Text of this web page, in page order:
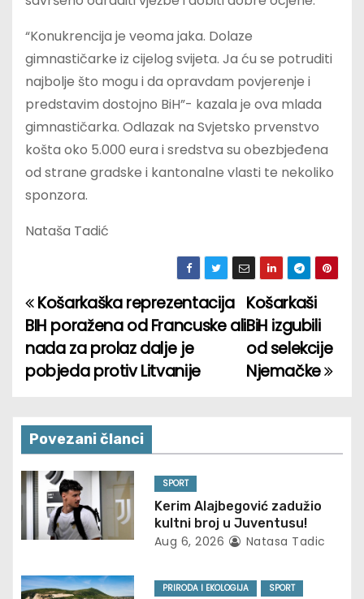
“Konukrencija je veoma jaka. Dolaze
gimnastičarke iz cijelog svijeta. Ja ću se potruditi
najbolje što mogu i da opravdam povjerenje i
predstavim dostojno BiH”- kazala je ova mlada
gimnastičarka. Odlazak na Svjetsko prvenstvo
košta oko 5.000 eura i sredstva su obezbjeđena
od strane gradske i kantonalne vlasti te nekoliko
sponzora.
Nataša Tadić
P
o
s
n
a
v
i
g
Košarkaši
BiH izgubili
od selekcije
Njemačke
Košarkaška reprezentacija
BIH poražena od Francuske ali
nada za prolaz dalje je
pobjeda protiv Litvanije
Povezani članci
SPORT
Kerim Alajbegović zadužio
kultni broj u Juventusu!
Aug 6, 2026 Natasa Tadic
PRIRODA I EKOLOGIJA
SPORT